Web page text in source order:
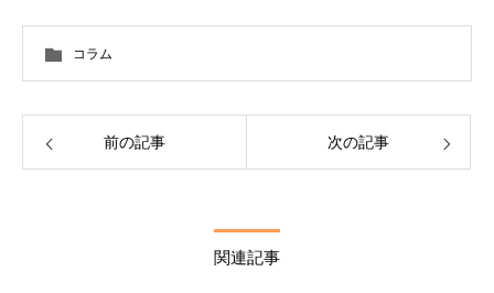
コラム
前の記事 次の記事
関連記事